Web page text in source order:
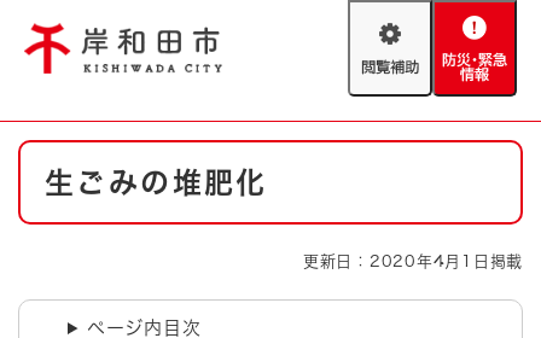
閲
助
防
緊
やさしい日本語
防災・緊急情報
ハザードマップ AED設置箇所
本
生ごみの堆肥化
更新日：2020年4月1日掲載
ページ内目次